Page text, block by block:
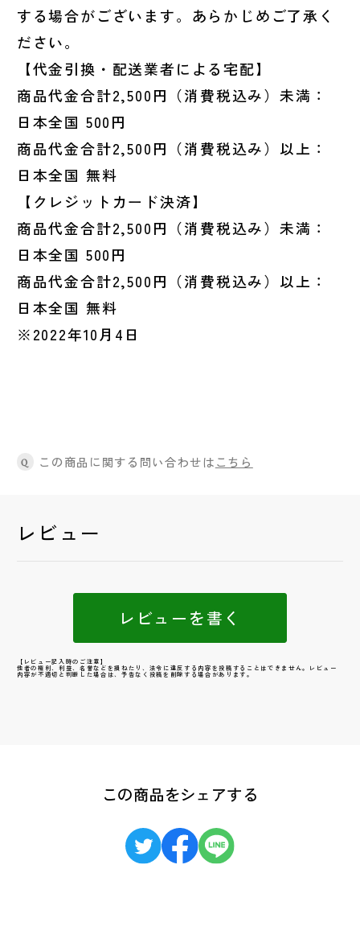
する場合がございます。あらかじめご了承く
ださい。
【代金引換・配送業者による宅配】
商品代金合計2,500円（消費税込み）未満：
日本全国 500円
商品代金合計2,500円（消費税込み）以上：
日本全国 無料
【クレジットカード決済】
商品代金合計2,500円（消費税込み）未満：
日本全国 500円
商品代金合計2,500円（消費税込み）以上：
日本全国 無料
※2022年10月4日
Q この商品に関する問い合わせはこちら
レビュー
レビューを書く
【レビュー記入時のご注意】
他者の権利、利益、名誉などを損ねたり、法令に違反する内容を投稿することはできません。レビュー
内容が不適切と判断した場合は、予告なく投稿を削除する場合があります。
この商品をシェアする